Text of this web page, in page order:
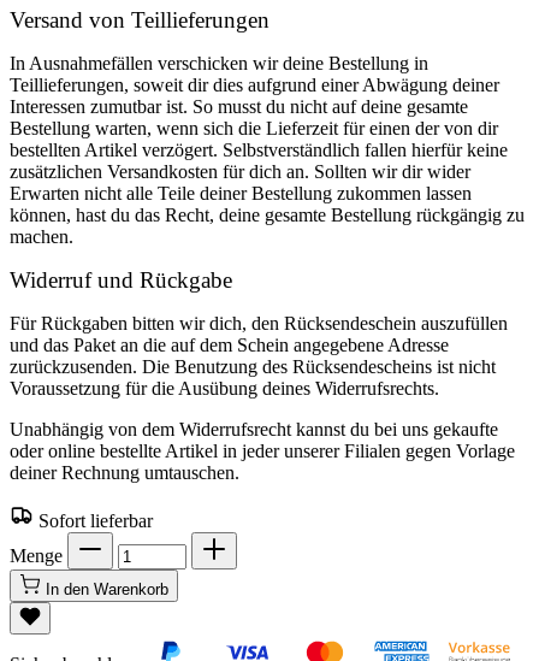
Versand von Teillieferungen
In Ausnahmefällen verschicken wir deine Bestellung in
Teillieferungen, soweit dir dies aufgrund einer Abwägung deiner
Interessen zumutbar ist. So musst du nicht auf deine gesamte
Bestellung warten, wenn sich die Lieferzeit für einen der von dir
bestellten Artikel verzögert. Selbstverständlich fallen hierfür keine
zusätzlichen Versandkosten für dich an. Sollten wir dir wider
Erwarten nicht alle Teile deiner Bestellung zukommen lassen
können, hast du das Recht, deine gesamte Bestellung rückgängig zu
machen.
Widerruf und Rückgabe
Für Rückgaben bitten wir dich, den Rücksendeschein auszufüllen
und das Paket an die auf dem Schein angegebene Adresse
zurückzusenden. Die Benutzung des Rücksendescheins ist nicht
Voraussetzung für die Ausübung deines Widerrufsrechts.
Unabhängig von dem Widerrufsrecht kannst du bei uns gekaufte
oder online bestellte Artikel in jeder unserer Filialen gegen Vorlage
deiner Rechnung umtauschen.
Sofort lieferbar
Menge
In den Warenkorb